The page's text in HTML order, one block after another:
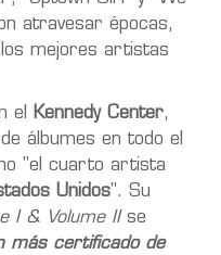
atravesar épocas,
mejores artistas
el Kennedy Center,
álbumes en todo el
"el cuarto artista
Unidos". Su
I & Volume II se
más certificado de